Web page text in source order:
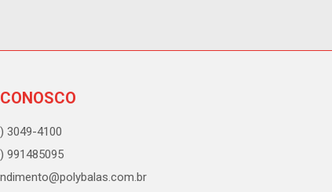
3049-4100
991485095